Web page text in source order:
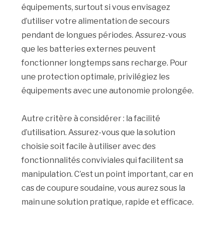
équipements, surtout si vous envisagez
d’utiliser votre alimentation de secours
pendant de longues périodes. Assurez-vous
que les batteries externes peuvent
fonctionner longtemps sans recharge. Pour
une protection optimale, privilégiez les
équipements avec une autonomie prolongée.
Autre critère à considérer : la facilité
d’utilisation. Assurez-vous que la solution
choisie soit facile à utiliser avec des
fonctionnalités conviviales qui facilitent sa
manipulation. C’est un point important, car en
cas de coupure soudaine, vous aurez sous la
main une solution pratique, rapide et efficace.